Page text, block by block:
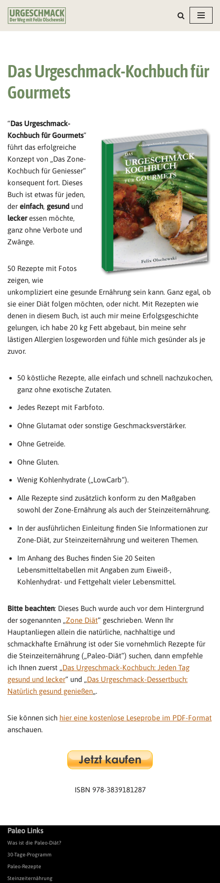
Zum
Das Urgeschmack-Kochbuch für
Gourmets
“Das Urgeschmack-
Kochbuch für Gourmets”
führt das erfolgreiche
Konzept von „Das Zone-
Kochbuch für Geniesser“
konsequent fort. Dieses
Buch ist etwas für jeden,
der einfach, gesund und
leckeressen möchte,
ganz ohne Verbote und
Zwänge.
50 Rezepte mit Fotos
zeigen, wie
unkompliziert eine gesunde Ernährung sein kann. Ganz egal, ob
sie einer Diät folgen möchten, oder nicht. Mit Rezepten wie
denen in diesem Buch, ist auch mir meine Erfolgsgeschichte
gelungen, ich habe 20 kg Fett abgebaut, bin meine sehr
lästigen Allergien losgeworden und fühle mich gesünder als je
zuvor.
50 köstliche Rezepte, alle einfach und schnell nachzukochen,
ganz ohne exotische Zutaten.
Jedes Rezept mit Farbfoto.
Ohne Glutamat oder sonstige Geschmacksverstärker.
Ohne Getreide.
Ohne Gluten.
Wenig Kohlenhydrate („LowCarb“).
Alle Rezepte sind zusätzlich konform zu den Maßgaben
sowohl der Zone-Ernährung als auch der Steinzeiternährung.
In der ausführlichen Einleitung finden Sie Informationen zur
Zone-Diät, zur Steinzeiternährung und weiteren Themen.
Im Anhang des Buches finden Sie 20 Seiten
Lebensmitteltabellen mit Angaben zum Eiweiß-,
Kohlenhydrat- und Fettgehalt vieler Lebensmittel.
Bitte beachten: Dieses Buch wurde auch vor dem Hintergrund
der sogenannten „ Zone Diät“ geschrieben. Wenn Ihr
Hauptanliegen allein die natürliche, nachhaltige und
schmackhafte Ernährung ist oder Sie vornehmlich Rezepte für
die Steinzeiternährung („Paleo-Diät“) suchen, dann empfehle
ich Ihnen zuerst „ Das Urgeschmack-Kochbuch: Jeden Tag
gesund und lecker“ und „ Das Urgeschmack-Dessertbuch:
Natürlich gesund genießen „.
Sie können sich hier eine kostenlose Leseprobe im PDF-Format
anschauen.
ISBN 978-3839181287
Paleo Links
Was ist die Paleo-Diät?
30-Tage-Programm
Paleo-Rezepte
Steinzeiternährung